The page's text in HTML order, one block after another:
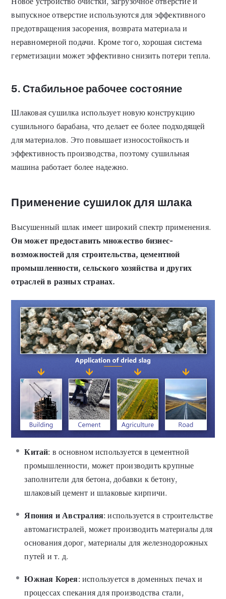
выпускное отверстие используются для эффективного
предотвращения засорения, возврата материала и
неравномерной подачи. Кроме того, хорошая система
герметизации может эффективно снизить потери тепла.
5. Стабильное рабочее состояние
Шлаковая сушилка использует новую конструкцию
сушильного барабана, что делает ее более подходящей
для материалов. Это повышает износостойкость и
эффективность производства, поэтому сушильная
машина работает более надежно.
Применение сушилок для шлака
Высушенный шлак имеет широкий спектр применения.
Он может предоставить множество бизнес-
возможностей для строительства, цементной
промышленности, сельского хозяйства и других
отраслей в разных странах.
Китай: в основном используется в цементной
промышленности, может производить крупные
заполнители для бетона, добавки к бетону,
шлаковый цемент и шлаковые кирпичи.
Япония и Австралия: используется в строительстве
автомагистралей, может производить материалы для
основания дорог, материалы для железнодорожных
путей и т. д.
Южная Корея: используется в доменных печах и
процессах спекания для производства стали,